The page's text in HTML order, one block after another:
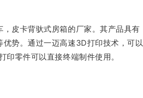
皮卡背驮式房箱的厂家。其产品具有
势。通过一迈高速3D打印技术，可以
零件可以直接终端制件使用。